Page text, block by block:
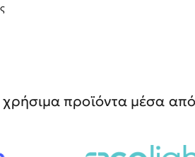
προϊόντα μέσα